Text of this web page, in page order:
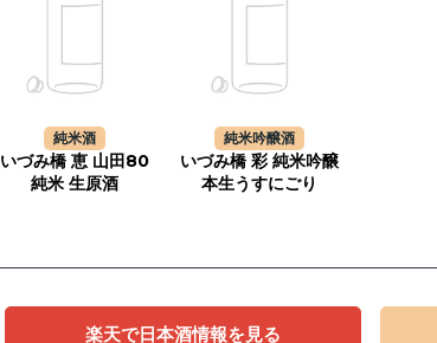
純米酒
いづみ橋 恵 山田80
純米 生原酒
純米吟醸酒
いづみ橋 彩 純米吟醸
本生うすにごり
楽天で日本酒情報を見る